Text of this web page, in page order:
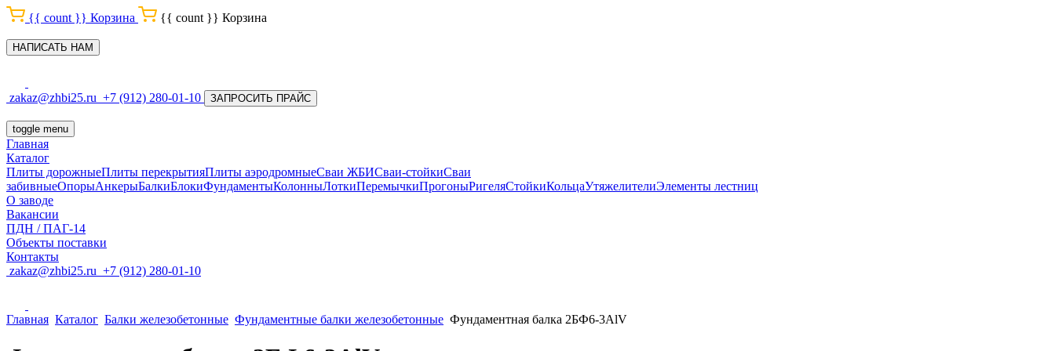
{{ count }} Корзина {{ count }} Корзина
НАПИСАТЬ НАМ
zakaz@zhbi25.ru +7 (912) 280-01-10 ЗАПРОСИТЬ ПРАЙС
toggle menu
Главная
Каталог
Плиты дорожныеПлиты перекрытияПлиты аэродромныеСваи ЖБИСваи-стойкиСваи
забивныеОпорыАнкерыБалкиБлокиФундаментыКолонныЛоткиПеремычкиПрогоныРигеляСтойкиКольцаУтяжелителиЭлементы лестниц
О заводе
Вакансии
ПДН / ПАГ-14
Объекты поставки
Контакты
zakaz@zhbi25.ru +7 (912) 280-01-10
Главная Каталог Балки железобетонные Фундаментные балки железобетонные Фундаментная балка 2БФ6-3АlV